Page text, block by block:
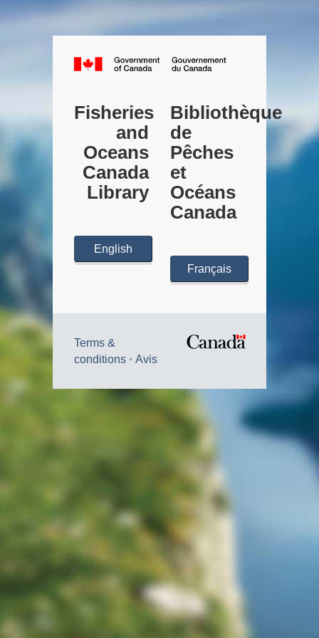
{title}}
of
Canada
Fisheries
and
Oceans
Canada
Library
English
du
Canada
Bibliothèque
de
Pêches
et
Océans
Canada
Français
Terms &
conditions
Avis